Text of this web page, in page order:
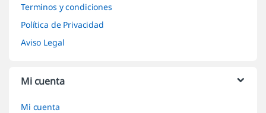
Terminos y condiciones
Política de Privacidad
Aviso Legal
Mi cuenta
Mi cuenta